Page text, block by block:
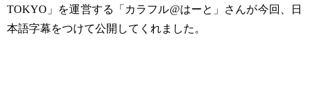
TOKYO」を運営する「カラフル@はーと」さんが今回、日
本語字幕をつけて公開してくれました。